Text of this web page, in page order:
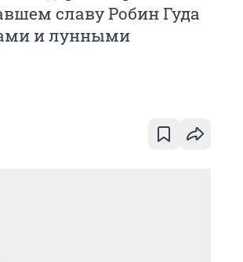
славу Робин Гуда
и лунными